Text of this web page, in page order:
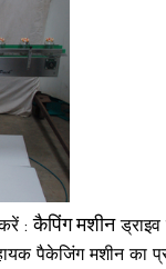
: कैपिंग मशीन ड्राइव
पैकेजिंग मशीन का